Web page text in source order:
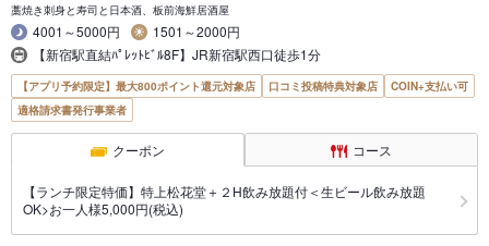
藁焼き刺身と寿司と日本酒、板前海鮮居酒屋
4001～5000円
1501～2000円
【新宿駅直結ﾊﾟﾚｯﾄﾋﾞﾙ8F】JR新宿駅西口徒歩1分
【アプリ予約限定】最大800ポイント還元対象店 口コミ投稿特典対象店
COIN+支払い可
適格請求書発行事業者
クーポン コース
【ランチ限定特価】特上松花堂＋２H飲み放題付＜生ビール飲み放題
OK>お一人様5,000円(税込)